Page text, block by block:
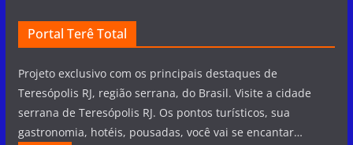
Portal Terê Total
Projeto exclusivo com os principais destaques de
Teresópolis RJ, região serrana, do Brasil. Visite a cidade
serrana de Teresópolis RJ. Os pontos turísticos, sua
gastronomia, hotéis, pousadas, você vai se encantar…